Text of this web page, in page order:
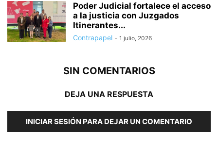
Poder Judicial fortalece el acceso
a la justicia con Juzgados
Itinerantes...
Contrapapel - 1 julio, 2026
SIN COMENTARIOS
DEJA UNA RESPUESTA
INICIAR SESIÓN PARA DEJAR UN COMENTARIO